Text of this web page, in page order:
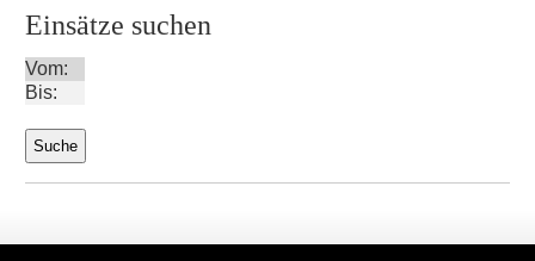
Einsätze suchen
Vom:
Bis: